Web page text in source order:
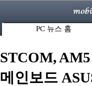
PC 뉴스 홈
STCOM,
메인보드